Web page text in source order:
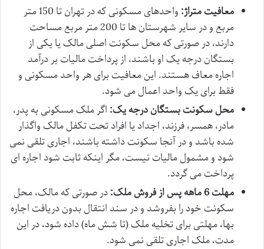
معافیت متراژ:
واحدهای مسکونی که در تهران تا 150 متر
مربع و در سایر شهرستان ها تا 200 متر مربع مساحت
دارند، در صورتی که محل سکونت اصلی مالک یا یکی از
بستگان درجه یک او باشند، از پرداخت مالیات بر درآمد
اجاره معاف هستند. این معافیت برای هر واحد مسکونی و
فقط برای یک واحد اعمال می شود.
محل سکونت بستگان درجه یک: اگر ملک مسکونی به پدر،
مادر، همسر، فرزند، اجداد یا افراد تحت تکفل مالک واگذار
شده باشد و در آنجا سکونت داشته باشند، اجاری تلقی نمی
شود و مشمول مالیات نیست، مگر اینکه ثابت شود اجاره ای
پرداخت می گردد.
مهلت 6 ماهه پس از فروش ملک:
در صورتی که مالک، محل
سکونت خود را بفروشد و در سند انتقال بدون دریافت اجاره
بها، مهلتی برای تخلیه ملک (تا شش ماه) داده شود، در این
مدت، ملک اجاری تلقی نمی شود.